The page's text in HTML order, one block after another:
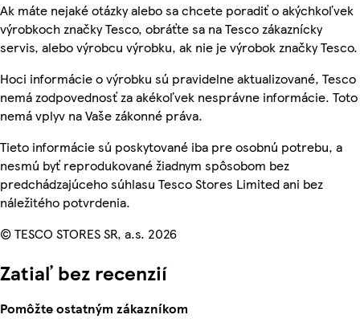
Ak máte nejaké otázky alebo sa chcete poradiť o akýchkoľvek
výrobkoch značky Tesco, obráťte sa na Tesco zákaznícky
servis, alebo výrobcu výrobku, ak nie je výrobok značky Tesco.
Hoci informácie o výrobku sú pravidelne aktualizované, Tesco
nemá zodpovednosť za akékoľvek nesprávne informácie. Toto
nemá vplyv na Vaše zákonné práva.
Tieto informácie sú poskytované iba pre osobnú potrebu, a
nesmú byť reprodukované žiadnym spôsobom bez
predchádzajúceho súhlasu Tesco Stores Limited ani bez
náležitého potvrdenia.
© TESCO STORES SR, a.s. 2026
Zatiaľ bez recenzií
Pomôžte ostatným zákazníkom